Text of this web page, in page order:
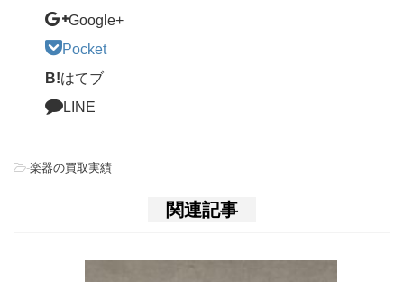
Google+
Pocket
B!はてブ
LINE
-楽器の買取実績
関連記事